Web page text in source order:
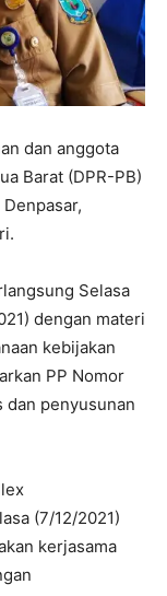
dan anggota
Barat (DPR-PB)
Selasa
dengan materi
kebijakan
PP Nomor
dan penyusunan
(7/12/2021)
kerjasama